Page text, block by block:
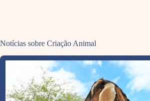
Notícias sobre Criação Animal